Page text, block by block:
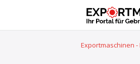
Exportmaschinen